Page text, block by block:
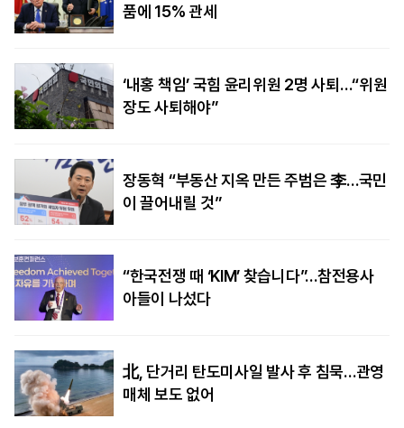
품에 15% 관세
‘내홍 책임’ 국힘 윤리위원 2명 사퇴…“위원
장도 사퇴해야”
장동혁 “부동산 지옥 만든 주범은 李…국민
이 끌어내릴 것”
“한국전쟁 때 ‘KIM’ 찾습니다”…참전용사
아들이 나섰다
北, 단거리 탄도미사일 발사 후 침묵…관영
매체 보도 없어